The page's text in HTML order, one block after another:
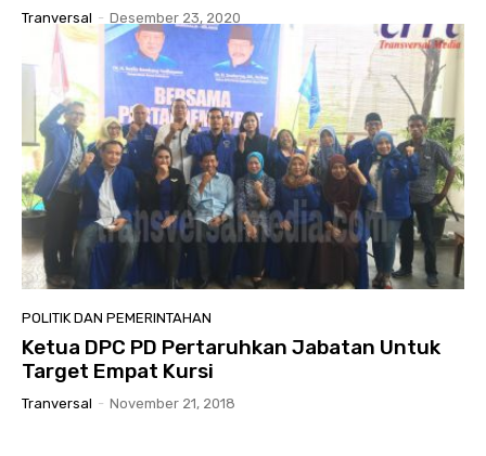
Tranversal - Desember 23, 2020
POLITIK DAN PEMERINTAHAN
Ketua DPC PD Pertaruhkan Jabatan Untuk
Target Empat Kursi
Tranversal - November 21, 2018